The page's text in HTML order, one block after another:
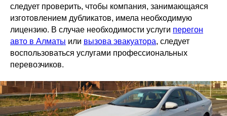
следует проверить, чтобы компания, занимающаяся
изготовлением дубликатов, имела необходимую
лицензию. В случае необходимости услуги перегон
авто в Алматы или вызова эвакуатора, следует
воспользоваться услугами профессиональных
перевозчиков.